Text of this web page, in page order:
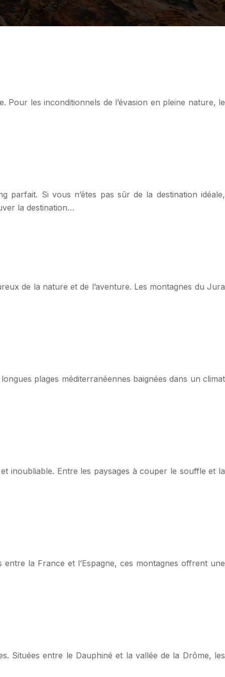
les inconditionnels de l’évasion en pleine nature, le
parfait. Si vous n’êtes pas sûr de la destination idéale,
la destination…
de la nature et de l’aventure. Les montagnes du Jura
plages méditerranéennes baignées dans un climat
inoubliable. Entre les paysages à couper le souffle et la
la France et l’Espagne, ces montagnes offrent une
Situées entre le Dauphiné et la vallée de la Drôme, les